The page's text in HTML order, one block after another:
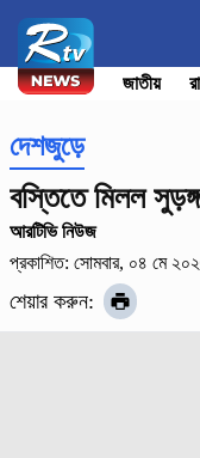
জাতীয়
দেশজুড়ে
বস্তিতে মিলল
আরটিভি নিউজ
প্রকাশিত: সোমবার, ০৪ মে
শেয়ার করুন: